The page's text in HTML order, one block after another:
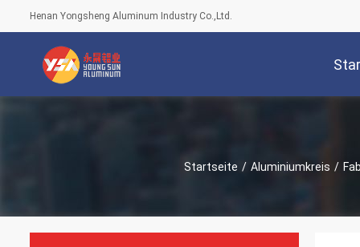
Henan Yongsheng Aluminum Industry Co.,Ltd.
Startseite / Aluminiumkreis /